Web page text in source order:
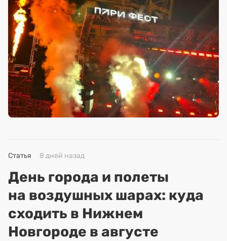
Статья 8 дней назад
День города и полеты
на воздушных шарах: куда
сходить в Нижнем
Новгороде в августе